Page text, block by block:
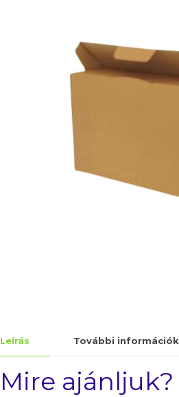
Leírás További információk
Mire ajánljuk?